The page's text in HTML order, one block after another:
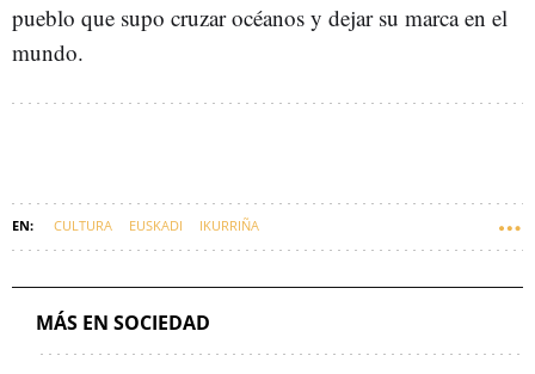
pueblo que supo cruzar océanos y dejar su marca en el
mundo.
CULTURA EUSKADI IKURRIÑA
MÁS EN SOCIEDAD